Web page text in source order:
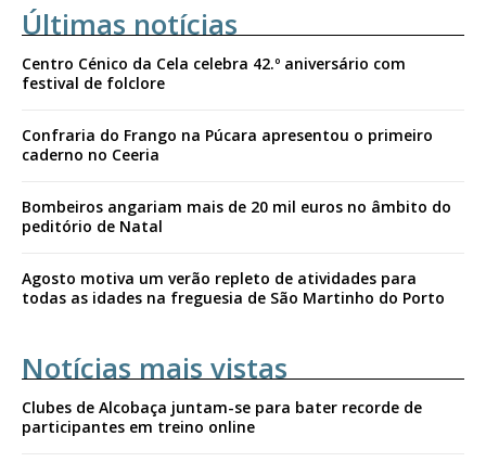
Últimas notícias
Centro Cénico da Cela celebra 42.º aniversário com
festival de folclore
Confraria do Frango na Púcara apresentou o primeiro
caderno no Ceeria
Bombeiros angariam mais de 20 mil euros no âmbito do
peditório de Natal
Agosto motiva um verão repleto de atividades para
todas as idades na freguesia de São Martinho do Porto
Notícias mais vistas
Clubes de Alcobaça juntam-se para bater recorde de
participantes em treino online